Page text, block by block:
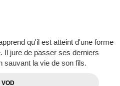
qu'il est atteint d'une forme
Il jure de passer ses derniers
sauvant la vie de son fils.
VOD